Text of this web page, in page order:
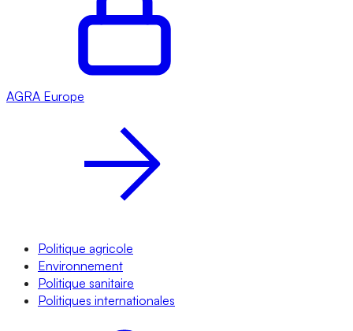
AGRA Europe
Politique agricole
Environnement
Politique sanitaire
Politiques internationales